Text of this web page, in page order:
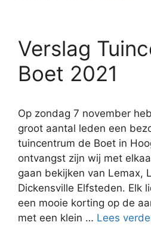
Verslag
Boet 2021
Op zondag 7 november
groot aantal leden een
tuincentrum de Boet in
ontvangst zijn wij met
gaan bekijken van Lemax,
Dickensville Elfsteden. Elk
een mooie korting op de
met een klein … Lees